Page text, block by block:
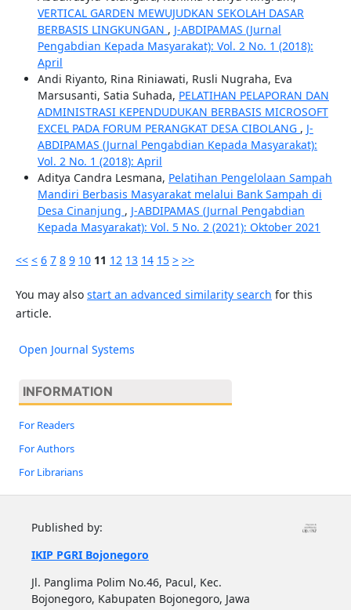
VERTICAL GARDEN MEWUJUDKAN SEKOLAH DASAR
BERBASIS LINGKUNGAN , J-ABDIPAMAS (Jurnal
Pengabdian Kepada Masyarakat): Vol. 2 No. 1 (2018):
April
Andi Riyanto, Rina Riniawati, Rusli Nugraha, Eva
Marsusanti, Satia Suhada, PELATIHAN PELAPORAN DAN
ADMINISTRASI KEPENDUDUKAN BERBASIS MICROSOFT
EXCEL PADA FORUM PERANGKAT DESA CIBOLANG , J-
ABDIPAMAS (Jurnal Pengabdian Kepada Masyarakat):
Vol. 2 No. 1 (2018): April
Aditya Candra Lesmana, Pelatihan Pengelolaan Sampah
Mandiri Berbasis Masyarakat melalui Bank Sampah di
Desa Cinanjung , J-ABDIPAMAS (Jurnal Pengabdian
Kepada Masyarakat): Vol. 5 No. 2 (2021): Oktober 2021
<< < 6 7 8 9 10 11 12 13 14 15 > >>
You may also start an advanced similarity search for this
article.
Open Journal Systems
INFORMATION
For Readers
For Authors
For Librarians
Published by:
IKIP PGRI Bojonegoro
Jl. Panglima Polim No.46, Pacul, Kec.
Bojonegoro, Kabupaten Bojonegoro, Jawa